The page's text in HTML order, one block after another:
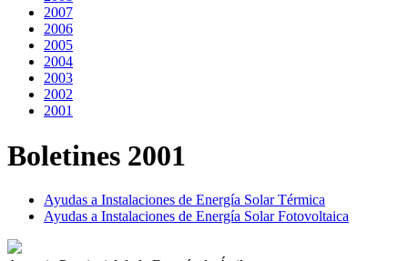
2007
2006
2005
2004
2003
2002
2001
Boletines 2001
Ayudas a Instalaciones de Energía Solar Térmica
Ayudas a Instalaciones de Energía Solar Fotovoltaica